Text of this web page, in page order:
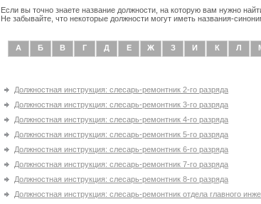
Если вы точно знаете название должности, на которую вам нужно
Не забывайте, что некоторые должности могут иметь названия-
А Б В Г Д Е Ж З И К Л
Должностная инструкция: слесарь-ремонтник 2-го разряда
Должностная инструкция: слесарь-ремонтник 3-го разряда
Должностная инструкция: слесарь-ремонтник 4-го разряда
Должностная инструкция: слесарь-ремонтник 5-го разряда
Должностная инструкция: слесарь-ремонтник 6-го разряда
Должностная инструкция: слесарь-ремонтник 7-го разряда
Должностная инструкция: слесарь-ремонтник 8-го разряда
Должностная инструкция: слесарь-ремонтник отдела главного